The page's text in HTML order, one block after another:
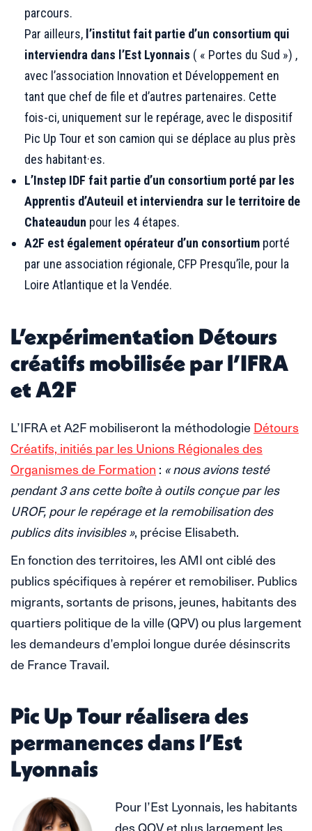
parcours.
Par ailleurs, l’institut fait partie d’un consortium qui
interviendra dans l’Est Lyonnais ( « Portes du Sud ») ,
avec l’association Innovation et Développement en
tant que chef de file et d’autres partenaires. Cette
fois-ci, uniquement sur le repérage, avec le dispositif
Pic Up Tour et son camion qui se déplace au plus près
des habitant·es.
L’Instep IDF fait partie d’un consortium porté par les
Apprentis d’Auteuil et interviendra sur le territoire de
Chateaudun pour les 4 étapes.
A2F est également opérateur d’un consortium porté
par une association régionale, CFP Presqu’île, pour la
Loire Atlantique et la Vendée.
L’expérimentation Détours
créatifs mobilisée par l’IFRA
et A2F
L’IFRA et A2F mobiliseront la méthodologieDétours
Créatifs, initiés par les Unions Régionales des
Organismes de Formation : « nous avions testé
pendant 3 ans cette boîte à outils conçue par les
UROF, pour le repérage et la remobilisation des
publics dits invisibles », précise Elisabeth.
En fonction des territoires, les AMI ont ciblé des
publics spécifiques à repérer et remobiliser. Publics
migrants, sortants de prisons, jeunes, habitants des
quartiers politique de la ville (QPV) ou plus largement
les demandeurs d’emploi longue durée désinscrits
de France Travail.
Pic Up Tour réalisera des
permanences dans l’Est
Lyonnais
Pour l’Est Lyonnais, les habitants
des QOV et plus largement les